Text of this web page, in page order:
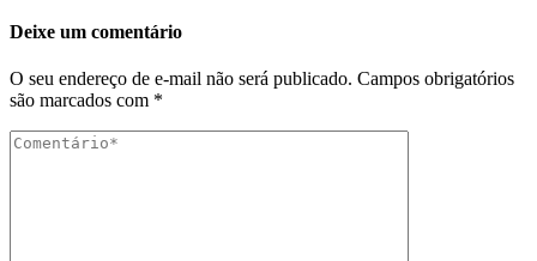
Deixe um comentário
O seu endereço de e-mail não será publicado. Campos obrigatórios
são marcados com *